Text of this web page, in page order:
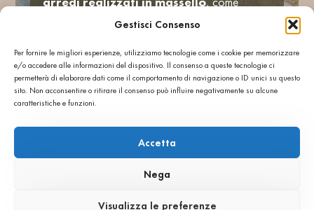
Gestisci Consenso
Per fornire le migliori esperienze, utilizziamo tecnologie come i cookie per memorizzare
e/o accedere alle informazioni del dispositivo. Il consenso a queste tecnologie ci
permetterà di elaborare dati come il comportamento di navigazione o ID unici su questo
sito. Non acconsentire o ritirare il consenso può influire negativamente su alcune
caratteristiche e funzioni.
Accetta
Nega
Visualizza le preferenze
reception, scaffali, pareti e colonne.
I blocchi di terrazzo, inviati dall’Italia, sono stati
lavorati e modellati in loco daWinnie Stone,
secondo le esigenze dei designer, a conferma
dellaversatilità del materiale
Agglotech, che permette di creare elementi
personalizzati in forme e spessori su misura.
L’unione traeleganza estetica, resistenza
e libertà progettualefa del terrazzo SB
130 Aggloceppo la scelta perfetta per un brand
come Aēsop, che fa della ricerca e della